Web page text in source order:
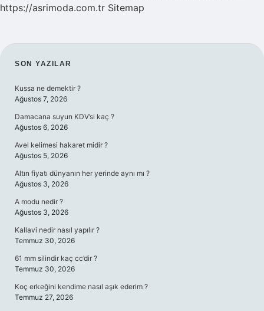
https://asrimoda.com.tr Sitemap
SIDEBAR
SON YAZILAR
Kussa ne demektir ?
Ağustos 7, 2026
Damacana suyun KDV’si kaç ?
Ağustos 6, 2026
Avel kelimesi hakaret midir ?
Ağustos 5, 2026
Altın fiyatı dünyanın her yerinde aynı mı ?
Ağustos 3, 2026
A modu nedir ?
Ağustos 3, 2026
Kallavi nedir nasıl yapılır ?
Temmuz 30, 2026
61 mm silindir kaç cc’dir ?
Temmuz 30, 2026
Koç erkeğini kendime nasıl aşık ederim ?
Temmuz 27, 2026